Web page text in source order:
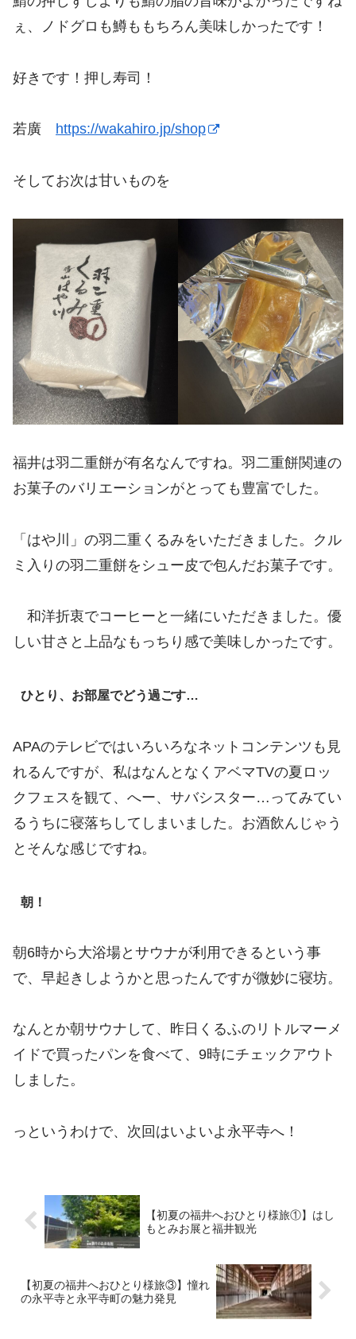
ぇ、ノドグロも鱒ももちろん美味しかったです！
好きです！押し寿司！
若廣 https://wakahiro.jp/shop
そしてお次は甘いものを
福井は羽二重餅が有名なんですね。羽二重餅関連の
お菓子のバリエーションがとっても豊富でした。
「はや川」の羽二重くるみをいただきました。クル
ミ入りの羽二重餅をシュー皮で包んだお菓子です。
和洋折衷でコーヒーと一緒にいただきました。優
しい甘さと上品なもっちり感で美味しかったです。
ひとり、お部屋でどう過ごす…
APAのテレビではいろいろなネットコンテンツも見
れるんですが、私はなんとなくアベマTVの夏ロッ
クフェスを観て、へー、サバシスター…ってみてい
るうちに寝落ちしてしまいました。お酒飲んじゃう
とそんな感じですね。
朝！
朝6時から大浴場とサウナが利用できるという事
で、早起きしようかと思ったんですが微妙に寝坊。
なんとか朝サウナして、昨日くるふのリトルマーメ
イドで買ったパンを食べて、9時にチェックアウト
しました。
っというわけで、次回はいよいよ永平寺へ！
【初夏の福井へおひとり様旅①】はし
もとみお展と福井観光
【初夏の福井へおひとり様旅③】憧れ
の永平寺と永平寺町の魅力発見